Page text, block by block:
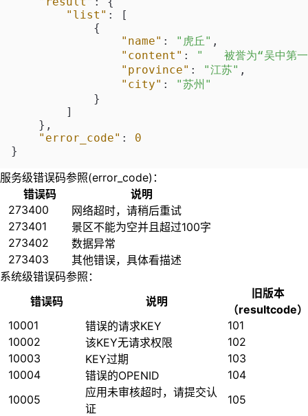
"list" :
[
{
"name" : "虎丘" ,
"content" :
"   被誉为“吴中第一
"province" : "江苏" ,
"city" :
"苏州"
}
]
} ,
"error_code" :
0
}
服务级错误码参照(error_code)：
错误码
说明
273400
网络超时，请稍后重试
273401
景区不能为空并且超过100字
273402
数据异常
273403
其他错误，具体看描述
系统级错误码参照：
错误码
说明
旧版本
（resultcode）
10001
错误的请求KEY
101
10002
该KEY无请求权限
102
10003
KEY过期
103
10004
错误的OPENID
104
10005
应用未审核超时，请提交认
证
105